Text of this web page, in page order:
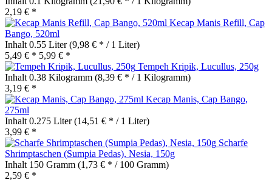
2,19 € *
Kecap Manis Refill, Cap
Bango, 520ml
Inhalt 0.55 Liter(9,98 € * / 1 Liter)
5,49 € * 5,99 € *
Tempeh Kripik, Lucullus, 250g
Inhalt 0.38 Kilogramm (8,39 € * / 1 Kilogramm)
3,19 € *
Kecap Manis, Cap Bango,
275ml
Inhalt 0.275 Liter(14,51 € * / 1 Liter)
3,99 € *
Scharfe
Shrimptaschen (Sumpia Pedas), Nesia, 150g
Inhalt 150 Gramm (1,73 € * / 100 Gramm)
2,59 € *